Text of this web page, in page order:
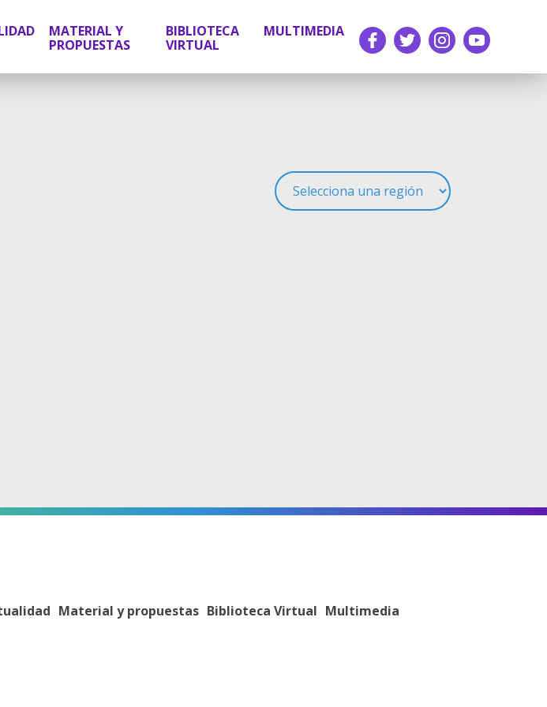
MATERIAL Y
PROPUESTAS
BIBLIOTECA
VIRTUAL
MULTIMEDIA
Material y propuestas Biblioteca Virtual Multimedia